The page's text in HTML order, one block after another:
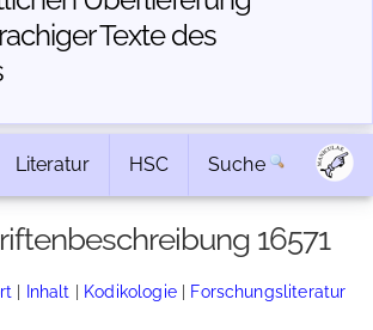
Texte des
Literatur HSC Suche
16571
| Inhalt | Kodikologie| Forschungsliteratur